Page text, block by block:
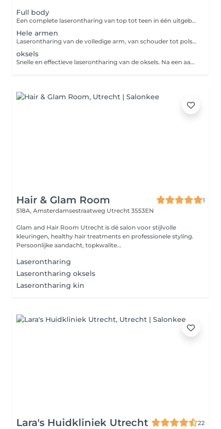
Full body
Een complete laserontharing van top tot teen in één uitgebreide sessie. We behandelen alle gewenste zones - hele armen, hele benen, buik, rug, billen en oksels - met professionele laserapparatuur die de haarwortel gericht uitschakelt. Ideaal voor wie in één keer overal blijvend van ongewenste haargroei af wil, met zichtbaar resultaat na een aantal behandelingen.
Hele armen
Laserontharing van de volledige arm, van schouder tot pols. De laser schakelt de haarwortel gericht uit, waardoor de haargroei na meerdere sessies duidelijk vermindert. Zo geniet je van een gladde huid zonder dagelijks scheren of waxen.
oksels
Snelle en effectieve laserontharing van de oksels. Na een aantal behandelingen merk je een duidelijke afname van de haargroei, voor een fris en glad gevoel zonder irritatie door scheren.
Hair & Glam Room
1
518A, Amsterdamsestraatweg Utrecht 3553EN
Glam and Hair Room Utrecht is dé salon voor stijlvolle
kleuringen, healthy hair treatments en professionele styling.
Persoonlijke aandacht, topkwalite...
Laserontharing
Laserontharing oksels
Laserontharing kin
Lara's Huidkliniek Utrecht
22